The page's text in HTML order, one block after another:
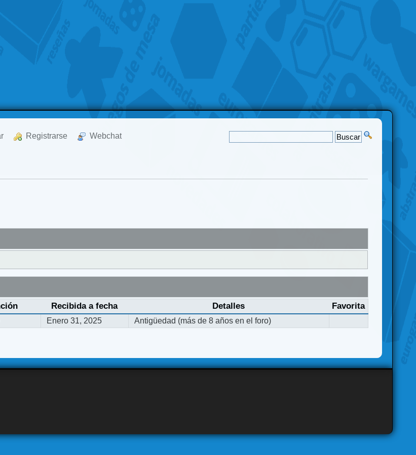
Registrarse Webchat
Recibida a fecha Detalles Favorita
Enero 31, 2025 Antigüedad (más de 8 años en el foro)